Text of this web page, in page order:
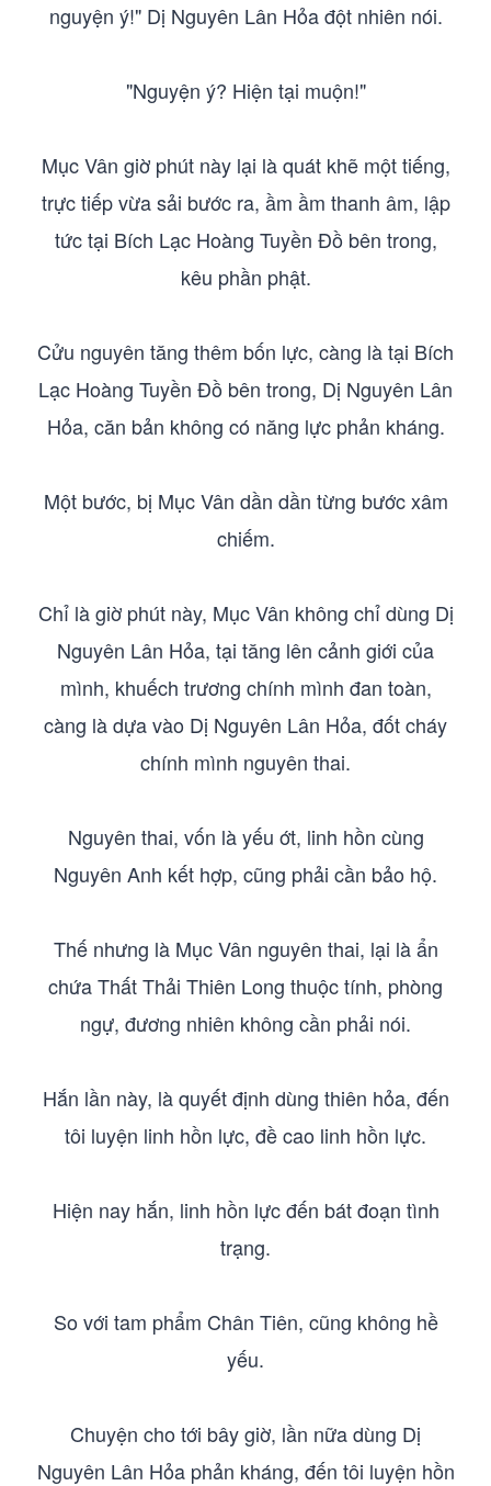
nguyện ý!" Dị Nguyên Lân Hỏa đột nhiên nói.
"Nguyện ý? Hiện tại muộn!"
Mục Vân giờ phút này lại là quát khẽ một tiếng,
trực tiếp vừa sải bước ra, ầm ầm thanh âm, lập
tức tại Bích Lạc Hoàng Tuyền Đồ bên trong,
kêu phần phật.
Cửu nguyên tăng thêm bốn lực, càng là tại Bích
Lạc Hoàng Tuyền Đồ bên trong, Dị Nguyên Lân
Hỏa, căn bản không có năng lực phản kháng.
Một bước, bị Mục Vân dần dần từng bước xâm
chiếm.
Chỉ là giờ phút này, Mục Vân không chỉ dùng Dị
Nguyên Lân Hỏa, tại tăng lên cảnh giới của
mình, khuếch trương chính mình đan toàn,
càng là dựa vào Dị Nguyên Lân Hỏa, đốt cháy
chính mình nguyên thai.
Nguyên thai, vốn là yếu ớt, linh hồn cùng
Nguyên Anh kết hợp, cũng phải cần bảo hộ.
Thế nhưng là Mục Vân nguyên thai, lại là ẩn
chứa Thất Thải Thiên Long thuộc tính, phòng
ngự, đương nhiên không cần phải nói.
Hắn lần này, là quyết định dùng thiên hỏa, đến
tôi luyện linh hồn lực, đề cao linh hồn lực.
Hiện nay hắn, linh hồn lực đến bát đoạn tình
trạng.
So với tam phẩm Chân Tiên, cũng không hề
yếu.
Chuyện cho tới bây giờ, lần nữa dùng Dị
Nguyên Lân Hỏa phản kháng, đến tôi luyện hồn